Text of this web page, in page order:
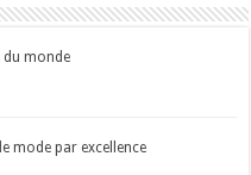
du monde
mode par excellence